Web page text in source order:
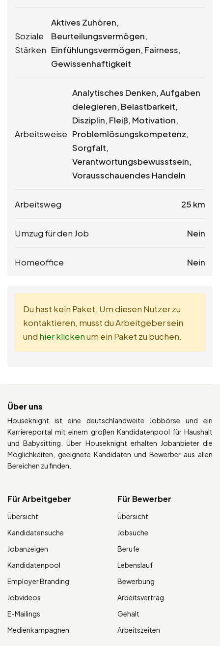
Soziale
Stärken
Aktives Zuhören,
Beurteilungsvermögen,
Einfühlungsvermögen, Fairness,
Gewissenhaftigkeit
Arbeitsweise
Analytisches Denken, Aufgaben
delegieren, Belastbarkeit,
Disziplin, Fleiß, Motivation,
Problemlösungskompetenz,
Sorgfalt,
Verantwortungsbewusstsein,
Vorausschauendes Handeln
Arbeitsweg 25 km
Umzug für den Job Nein
Homeoffice Nein
Du hast kein Paket. Um diesen Nutzer zu
kontaktieren, musst du Arbeitgeber sein
und hier klickenum ein Paket zu buchen.
Über uns
Houseknight ist eine deutschlandweite Jobbörse und ein
Karriereportal mit einem großen Kandidatenpool für Haushalt
und Babysitting. Über Houseknight erhalten Jobanbieter die
Möglichkeiten, geeignete Kandidaten und Bewerber aus allen
Bereichen zu finden.
Für Arbeitgeber
Übersicht
Kandidatensuche
Jobanzeigen
Kandidatenpool
Employer Branding
Jobvideos
E-Mailings
Medienkampagnen
Für Bewerber
Übersicht
Jobsuche
Berufe
Lebenslauf
Bewerbung
Arbeitsvertrag
Gehalt
Arbeitszeiten